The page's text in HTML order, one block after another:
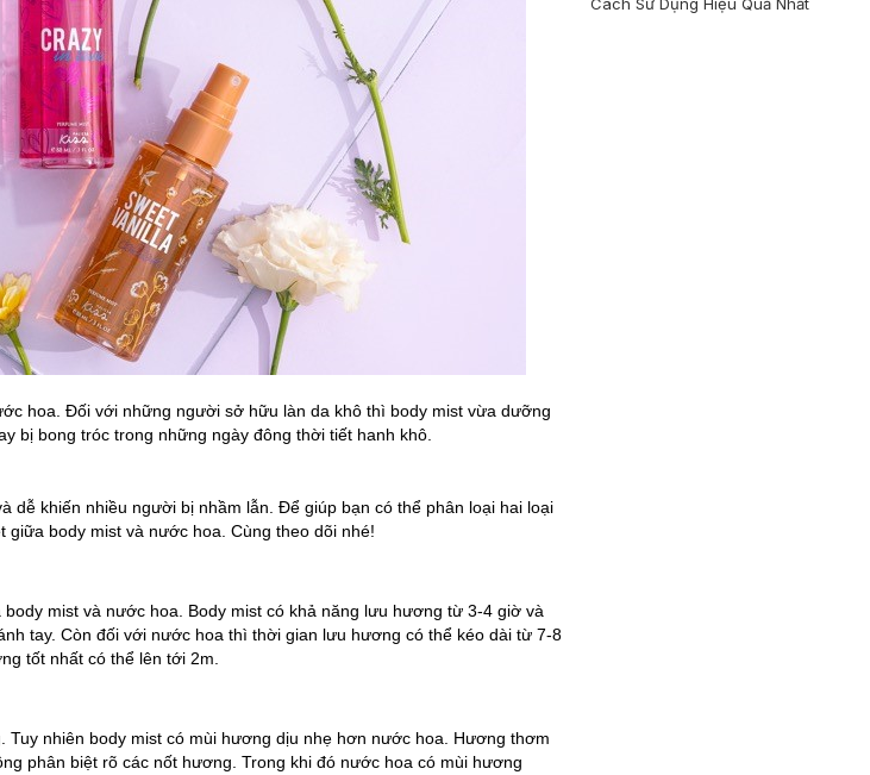
hoa. Đối với những người sở hữu làn da khô thì body mist vừa dưỡng
bị bong tróc trong những ngày đông thời tiết hanh khô.
dễ khiến nhiều người bị nhầm lẫn. Để giúp bạn có thể phân loại hai loại
giữa body mist và nước hoa. Cùng theo dõi nhé!
mist và nước hoa. Body mist có khả năng lưu hương từ 3-4 giờ và
tay. Còn đối với nước hoa thì thời gian lưu hương có thể kéo dài từ 7-8
tốt nhất có thể lên tới 2m.
nhiên body mist có mùi hương dịu nhẹ hơn nước hoa. Hương thơm
phân biệt rõ các nốt hương. Trong khi đó nước hoa có mùi hương